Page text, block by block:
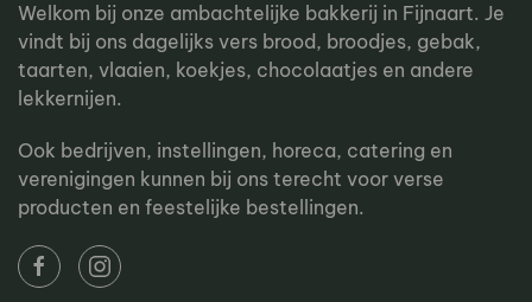
Welkom bij onze ambachtelijke bakkerij in Fijnaart. Je
vindt bij ons dagelijks vers brood, broodjes, gebak,
taarten, vlaaien, koekjes, chocolaatjes en andere
lekkernijen.
Ook bedrijven, instellingen, horeca, catering en
verenigingen kunnen bij ons terecht voor verse
producten en feestelijke bestellingen.